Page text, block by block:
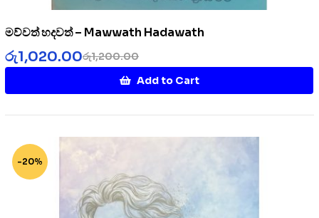
මව්වත් හදවත් – Mawwath Hadawath
රු1,200.00
රු1,020.00
Add to Cart
-20%